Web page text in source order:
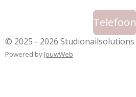
Telefoon
© 2025 - 2026 Studionailsolutions
Powered by JouwWeb